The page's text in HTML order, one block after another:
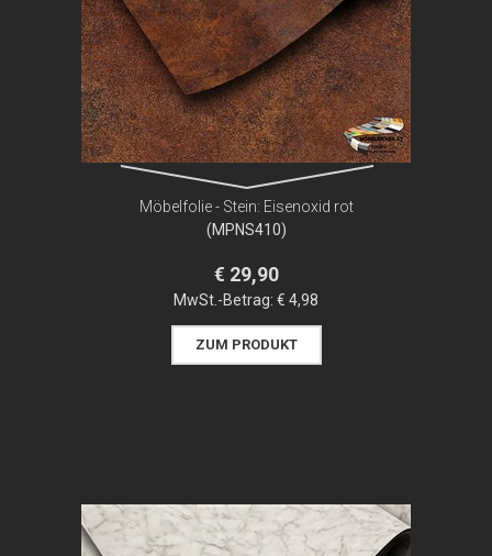
Möbelfolie - Stein: Eisenoxid rot
(MPNS410)
€ 29,90
MwSt.-Betrag: € 4,98
ZUM PRODUKT